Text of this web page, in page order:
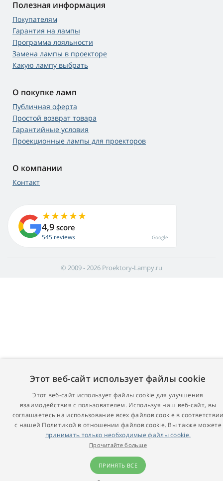
Полезная информация
Покупателям
Гарантия на лампы
Программа лояльности
Замена лампы в проекторе
Какую лампу выбрать
О покупке ламп
Публичная оферта
Простой возврат товара
Гарантийные условия
Проекционные лампы для проекторов
О компании
Контакт
4,9 score
545 reviews Google
© 2009 - 2026 Proektory-Lampy.ru
Этот веб-сайт использует файлы cookie
Этот веб-сайт использует файлы cookie для улучшения
взаимодействия с пользователем. Используя наш веб-сайт, вы
соглашаетесь на использование всех файлов cookie в
с нашей Политикой в ​​отношении файлов cookie. Вы также можете
принимать только необходимые файлы cookie.
Прочитайте больше
ПРИНЯТЬ ВСЕ